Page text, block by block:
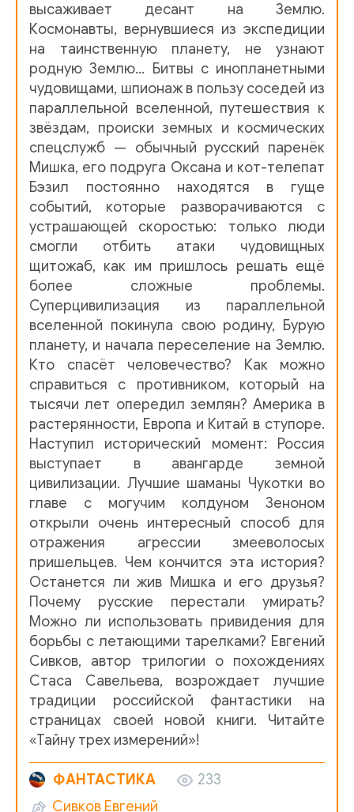
13
14
16
18
19
20
21
23
25
26
27
28
29
30
34
35
36
38
высаживает десант на Землю.
Космонавты, вернувшиеся из экспедиции
на таинственную планету, не узнают
родную Землю… Битвы с инопланетными
чудовищами, шпионаж в пользу соседей из
параллельной вселенной, путешествия к
звёздам, происки земных и космических
спецслужб — обычный русский паренёк
Мишка, его подруга Оксана и кот-телепат
Бэзил постоянно находятся в гуще
событий, которые разворачиваются с
устрашающей скоростью: только люди
смогли отбить атаки чудовищных
щитожаб, как им пришлось решать ещё
более сложные проблемы.
Суперцивилизация из параллельной
вселенной покинула свою родину, Бурую
планету, и начала переселение на Землю.
Кто спасёт человечество? Как можно
справиться с противником, который на
тысячи лет опередил землян? Америка в
растерянности, Европа и Китай в ступоре.
Наступил исторический момент: Россия
выступает в авангарде земной
цивилизации. Лучшие шаманы Чукотки во
главе с могучим колдуном Зеноном
открыли очень интересный способ для
отражения агрессии змееволосых
пришельцев. Чем кончится эта история?
Останется ли жив Мишка и его друзья?
Почему русские перестали умирать?
Можно ли использовать привидения для
борьбы с летающими тарелками? Евгений
Сивков, автор трилогии о похождениях
Стаса Савельева, возрождает лучшие
традиции российской фантастики на
страницах своей новой книги. Читайте
«Тайну трех измерений»!
ФАНТАСТИКА
233
Сивков Евгений